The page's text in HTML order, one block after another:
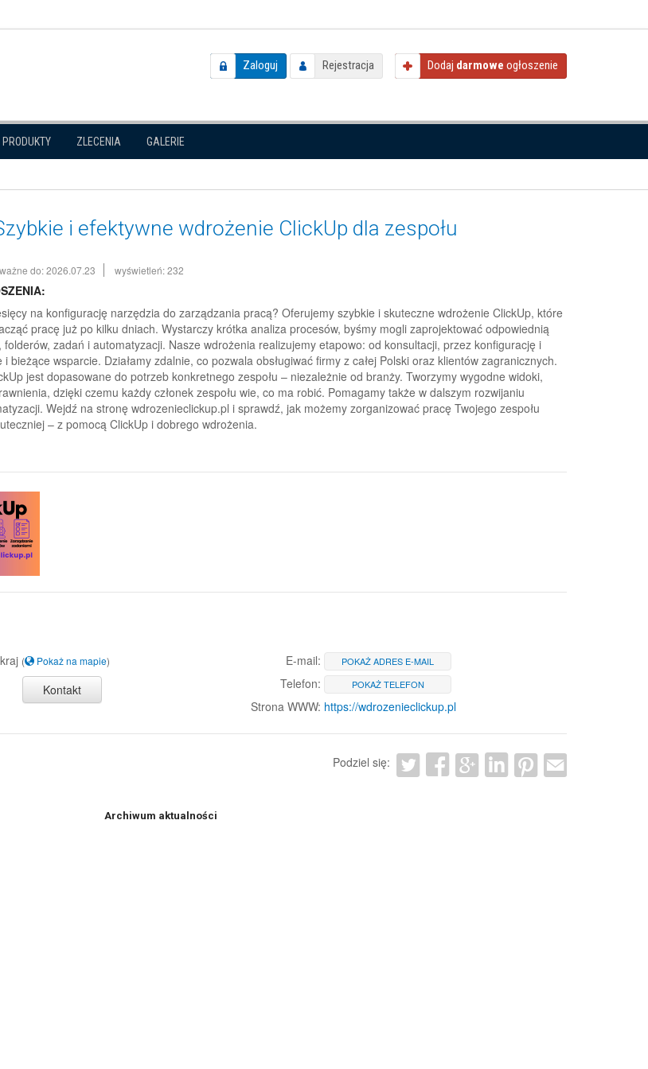
Zaloguj Rejestracja Dodaj darmowe ogłoszenie
PRODUKTY ZLECENIA GALERIE
i efektywne wdrożenie ClickUp dla zespołu
ważne do: 2026.07.23 wyświetleń: 232
na konfigurację narzędzia do zarządzania pracą? Oferujemy szybkie i skuteczne wdrożenie ClickUp, które
pracę już po kilku dniach. Wystarczy krótka analiza procesów, byśmy mogli zaprojektować odpowiednią
zadań i automatyzacji. Nasze wdrożenia realizujemy etapowo: od konsultacji, przez konfigurację i
bieżące wsparcie. Działamy zdalnie, co pozwala obsługiwać firmy z całej Polski oraz klientów zagranicznych.
jest dopasowane do potrzeb konkretnego zespołu – niezależnie od branży. Tworzymy wygodne widoki,
dzięki czemu każdy członek zespołu wie, co ma robić. Pomagamy także w dalszym rozwijaniu
Wejdź na stronę wdrozenieclickup.pl i sprawdź, jak możemy zorganizować pracę Twojego zespołu
– z pomocą ClickUp i dobrego wdrożenia.
( Pokaż na mapie)
Kontakt
E-mail: POKAŻ ADRES E-MAIL
Telefon: POKAŻ TELEFON
Strona WWW: https://wdrozenieclickup.pl
Podziel się:
Archiwum aktualności